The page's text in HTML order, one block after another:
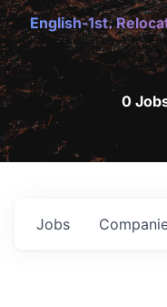
English-1st.
0
Jobs